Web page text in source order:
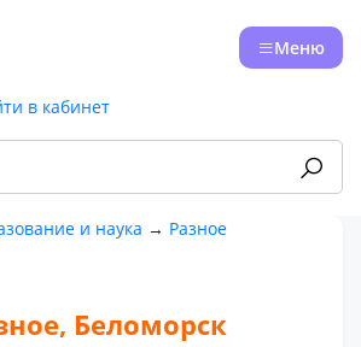
Меню
в кабинет
и наука → Разное
Беломорск